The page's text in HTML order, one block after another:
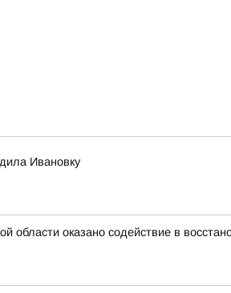
Ивановку
области оказано содействие в